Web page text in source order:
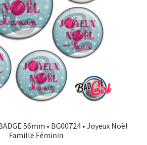
56mm • BG00724 • Joyeux Noël
Famille Féminin